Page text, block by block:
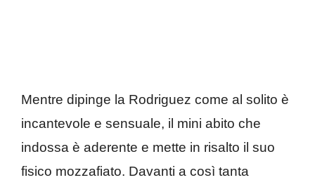
Mentre dipinge la Rodriguez come al solito è
incantevole e sensuale, il mini abito che
indossa è aderente e mette in risalto il suo
fisico mozzafiato. Davanti a così tanta